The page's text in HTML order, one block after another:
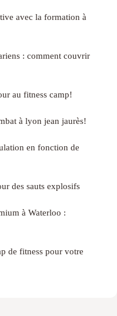
avec la formation à
: comment couvrir
au fitness camp!
à lyon jean jaurès!
en fonction de
des sauts explosifs
à Waterloo :
de fitness pour votre